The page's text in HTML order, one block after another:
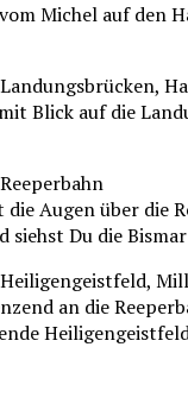
Michel auf den
Blick auf die
Augen über die
Du die
an die